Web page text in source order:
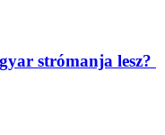
strómanja lesz?